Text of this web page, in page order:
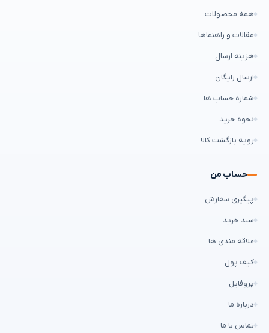
همه محصولات
مقالات و راهنماها
هزینه ارسال
ارسال رایگان
شماره حساب ها
نحوه خرید
رویه بازگشت کالا
حساب من
پیگیری سفارش
سبد خرید
علاقه مندی ها
کیف پول
پروفایل
درباره ما
تماس با ما